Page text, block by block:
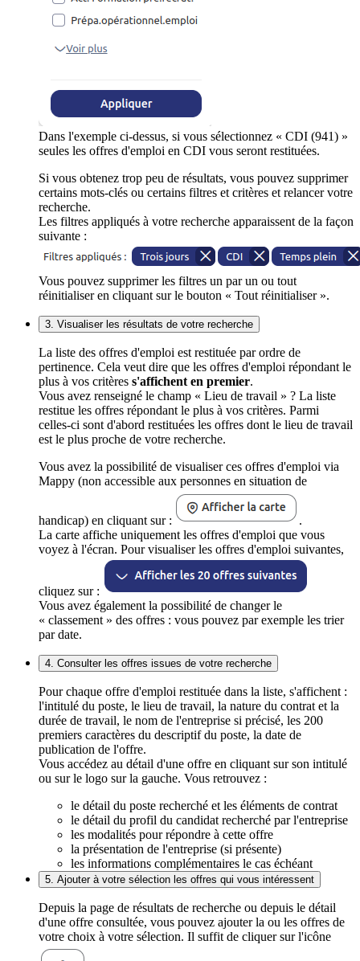
Dans l'exemple ci-dessus, si vous sélectionnez « CDI (941) »
seules les offres d'emploi en CDI vous seront restituées.
Si vous obtenez trop peu de résultats, vous pouvez supprimer
certains mots-clés ou certains filtres et critères et relancer votre
recherche.
Les filtres appliqués à votre recherche apparaissent de la façon
suivante :
Vous pouvez supprimer les filtres un par un ou tout
réinitialiser en cliquant sur le bouton « Tout réinitialiser ».
3. Visualiser les résultats de votre recherche
La liste des offres d'emploi est restituée par ordre de
pertinence. Cela veut dire que les offres d'emploi répondant le
plus à vos critères s'affichent en premier.
Vous avez renseigné le champ « Lieu de travail » ? La liste
restitue les offres répondant le plus à vos critères. Parmi
celles-ci sont d'abord restituées les offres dont le lieu de travail
est le plus proche de votre recherche.
Vous avez la possibilité de visualiser ces offres d'emploi via
Mappy (non accessible aux personnes en situation de
handicap) en cliquant sur :
.
La carte affiche uniquement les offres d'emploi que vous
voyez à l'écran. Pour visualiser les offres d'emploi suivantes,
cliquez sur :
Vous avez également la possibilité de changer le
« classement » des offres : vous pouvez par exemple les trier
par date.
4. Consulter les offres issues de votre recherche
Pour chaque offre d'emploi restituée dans la liste, s'affichent :
l'intitulé du poste, le lieu de travail, la nature du contrat et la
durée de travail, le nom de l'entreprise si précisé, les 200
premiers caractères du descriptif du poste, la date de
publication de l'offre.
Vous accédez au détail d'une offre en cliquant sur son intitulé
ou sur le logo sur la gauche. Vous retrouvez :
le détail du poste recherché et les éléments de contrat
le détail du profil du candidat recherché par l'entreprise
les modalités pour répondre à cette offre
la présentation de l'entreprise (si présente)
les informations complémentaires le cas échéant
5. Ajouter à votre sélection les offres qui vous intéressent
Depuis la page de résultats de recherche ou depuis le détail
d'une offre consultée, vous pouvez ajouter la ou les offres de
votre choix à votre sélection. Il suffit de cliquer sur l'icône